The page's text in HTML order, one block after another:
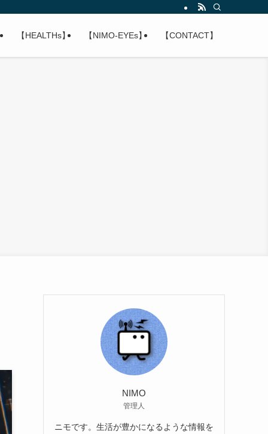
【HEALTHs】 【NIMO-EYEs】 【CONTACT】
NIMO
管理人
ニモです。生活が豊かになるような情報を